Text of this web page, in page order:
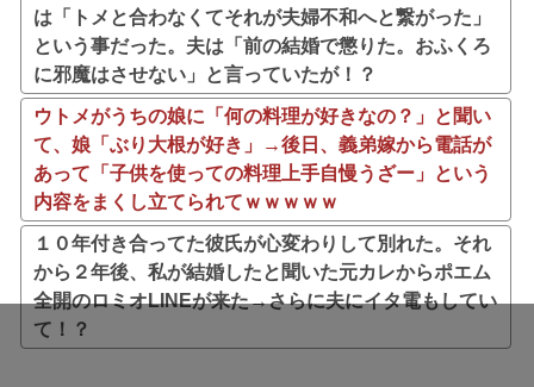
は「トメと合わなくてそれが夫婦不和へと繋がった」
という事だった。夫は「前の結婚で懲りた。おふくろ
に邪魔はさせない」と言っていたが！？
ウトメがうちの娘に「何の料理が好きなの？」と聞い
て、娘「ぶり大根が好き」→後日、義弟嫁から電話が
あって「子供を使っての料理上手自慢うざー」という
内容をまくし立てられてｗｗｗｗｗ
１０年付き合ってた彼氏が心変わりして別れた。それ
から２年後、私が結婚したと聞いた元カレからポエム
全開のロミオLINEが来た→さらに夫にイタ電もしてい
て！？